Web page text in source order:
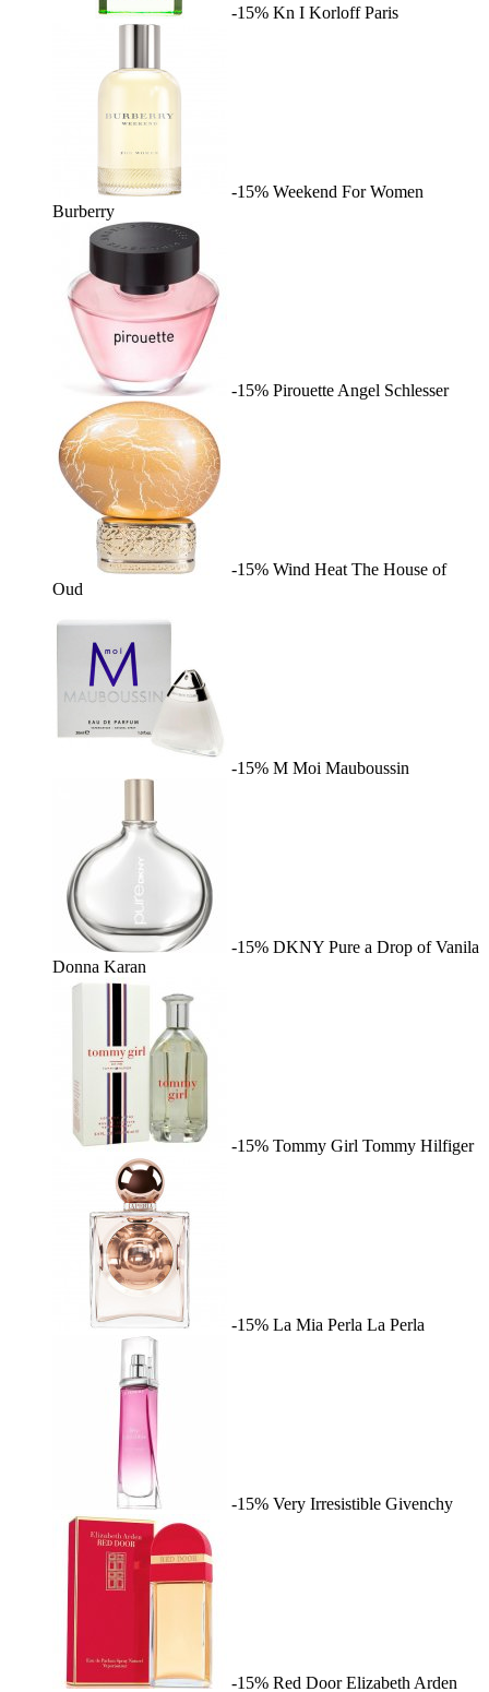
-15% Kn I Korloff Paris
-15% Weekend For Women
Burberry
-15% Pirouette Angel Schlesser
-15% Wind Heat The House of
Oud
-15% M Moi Mauboussin
-15% DKNY Pure a Drop of Vanila
Donna Karan
-15% Tommy Girl Tommy Hilfiger
-15% La Mia Perla La Perla
-15% Very Irresistible Givenchy
-15% Red Door Elizabeth Arden